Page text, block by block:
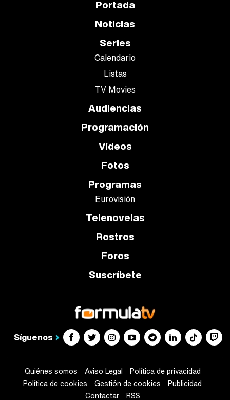
Portada
Noticias
Series
Calendario
Listas
TV Movies
Audiencias
Programación
Vídeos
Fotos
Programas
Eurovisión
Telenovelas
Rostros
Foros
Suscríbete
Síguenos
Quiénes somos Aviso Legal
Política de privacidad
Política de cookies
Gestión de cookies
Publicidad
Contactar
RSS